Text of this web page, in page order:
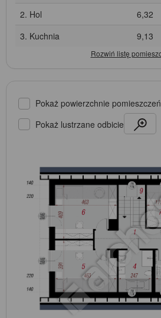
2. Hol
6,32
3. Kuchnia
9,13
Pokaż powierzchnie pomieszczeń
Pokaż lustrzane odbicie